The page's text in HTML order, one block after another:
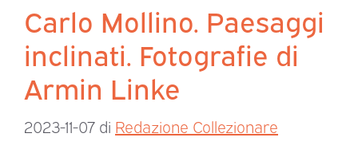
Carlo Mollino. Paesaggi
inclinati. Fotografie di
Armin Linke
2023-11-07 di Redazione Collezionare